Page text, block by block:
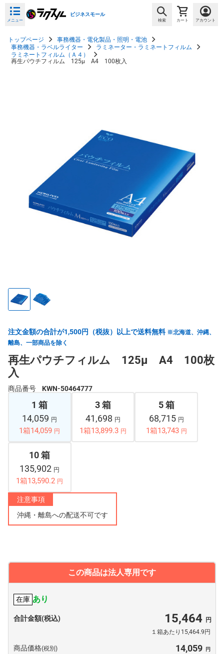
メニュー
ビジネスモール
検索 カート アカウント
トップページ
事務機器・電化製品・照明・電池
事務機器・ラベルライター
ラミネーター・ラミネートフィルム
ラミネートフィルム（Ａ４）
再生パウチフィルム 125μ A4 100枚入
注文金額の合計が1,500円（税抜）以上で送料無料 ※北海道、沖縄、
離島、一部商品を除く
再生パウチフィルム 125μ A4 100枚
入
商品番号 KWN-50464777
1 箱
14,059 円
1箱14,059 円
3 箱
41,698 円
1箱13,899.3 円
5 箱
68,715 円
1箱13,743 円
10 箱
135,902 円
1箱13,590.2 円
注意事項
沖縄・離島への配送不可です
この商品は法人専用です
在庫 あり
合計金額(税込) 15,464
１箱あたり15,464.9円
商品価格(税別) 14,059